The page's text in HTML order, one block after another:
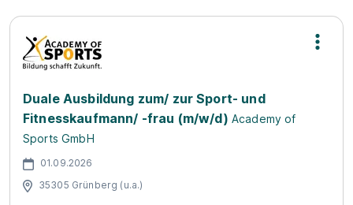
Duale Ausbildung zum/ zur Sport- und
Fitnesskaufmann/ -frau (m/w/d) Academy of
Sports GmbH
01.09.2026
35305 Grünberg (u.a.)